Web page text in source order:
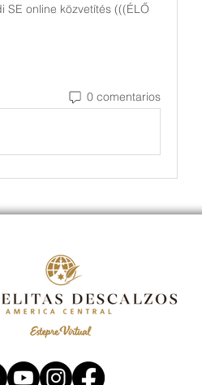
SE online közvetítés (((ÉLŐ
0 comentarios